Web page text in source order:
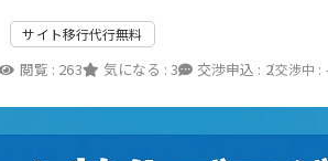
サイト移行代行無料
閲覧 : 263 気になる : 3 交渉申込 : 2
（交渉中 : -